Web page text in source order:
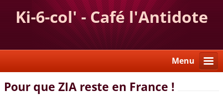
Ki-6-col' - Café l'Antidote
Menu
Pour que ZIA reste en France !